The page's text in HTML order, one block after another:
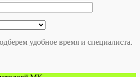
удобное время и специалиста.